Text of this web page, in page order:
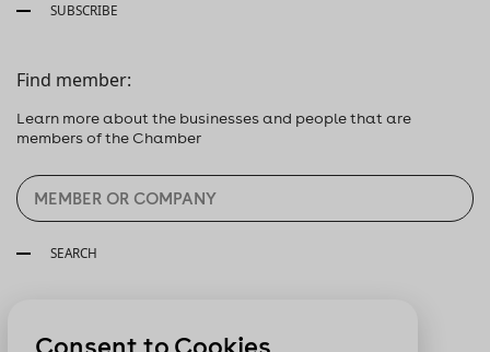
SUBSCRIBE
Find member:
Learn more about the businesses and people that are
members of the Chamber
SEARCH